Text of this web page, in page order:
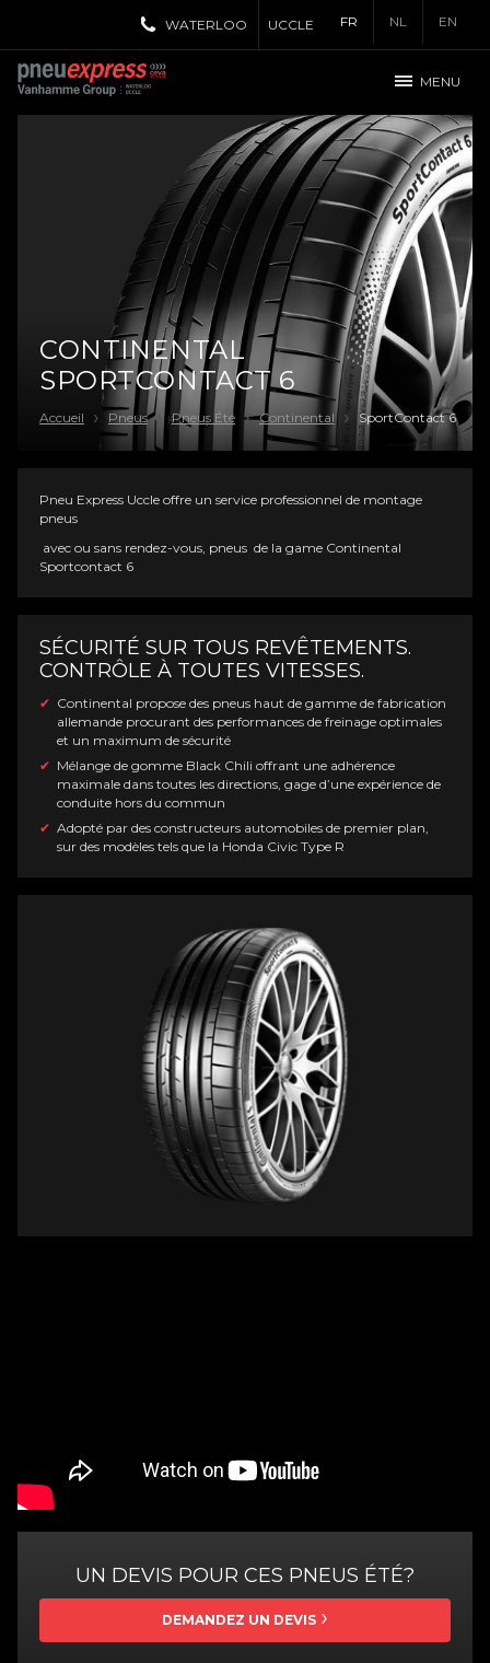
FR NL EN
WATERLOO UCCLE
MENU
CONTINENTAL
SPORTCONTACT 6
Accueil Pneus Pneus Été Continental SportContact 6
Pneu Express Uccle offre un service professionnel de montage
pneus
avec ou sans rendez-vous, pneus de la game Continental
Sportcontact 6
SÉCURITÉ SUR TOUS REVÊTEMENTS.
CONTRÔLE À TOUTES VITESSES.
Continental propose des pneus haut de gamme de fabrication
allemande procurant des performances de freinage optimales
et un maximum de sécurité
Mélange de gomme Black Chili offrant une adhérence
maximale dans toutes les directions, gage d’une expérience de
conduite hors du commun
Adopté par des constructeurs automobiles de premier plan,
sur des modèles tels que la Honda Civic Type R
UN DEVIS POUR CES PNEUS ÉTÉ?
DEMANDEZ UN DEVIS